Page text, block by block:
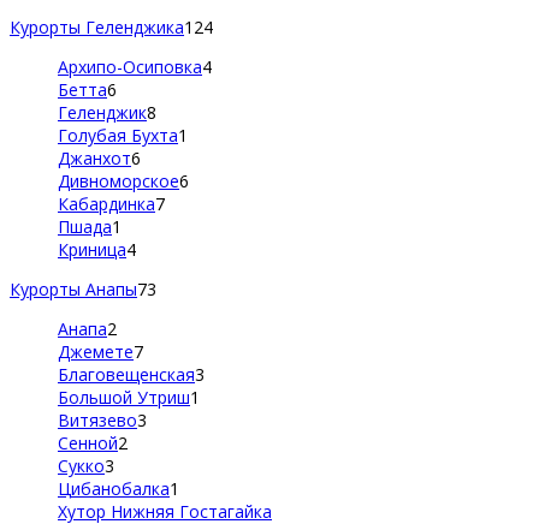
Курорты Геленджика124
Архипо-Осиповка4
Бетта6
Геленджик8
Голубая Бухта1
Джанхот6
Дивноморское6
Кабардинка7
Пшада1
Криница4
Курорты Анапы73
Анапа2
Джемете7
Благовещенская3
Большой Утриш1
Витязево3
Сенной2
Сукко3
Цибанобалка1
Хутор Нижняя Гостагайка